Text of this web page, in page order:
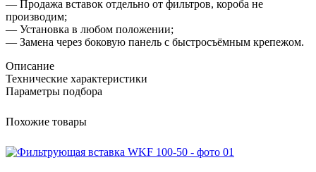
— Продажа вставок отдельно от фильтров, короба не
производим;
— Установка в любом положении;
— Замена через боковую панель с быстросъёмным крепежом.
Описание
Технические характеристики
Параметры подбора
Похожие товары